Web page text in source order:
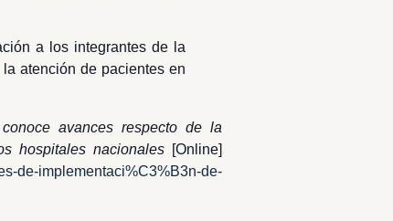
a los integrantes de la
atención de pacientes en
avances respecto de la
hospitales nacionales[Online]
de-implementaci%C3%B3n-de-